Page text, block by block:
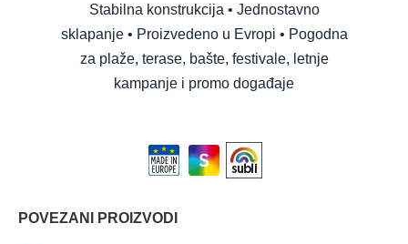
Stabilna konstrukcija • Jednostavno
sklapanje • Proizvedeno u Evropi • Pogodna
za plaže, terase, bašte, festivale, letnje
kampanje i promo događaje
POVEZANI PROIZVODI